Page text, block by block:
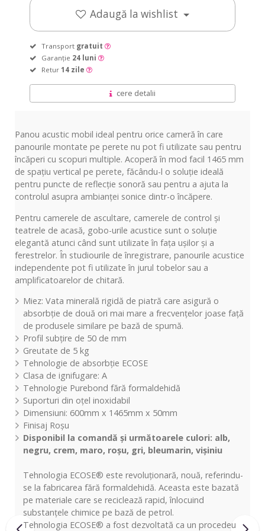
Adaugă la wishlist
Transport gratuit
Garanție 24 luni
Retur 14 zile
cere detalii
Panou acustic mobil ideal pentru orice cameră în care
panourile montate pe perete nu pot fi utilizate sau pentru
încăperi cu scopuri multiple. Acoperă în mod facil 1465 mm
de spațiu vertical pe perete, făcându-l o soluție ideală
pentru puncte de reflecție sonoră sau pentru a ajuta la
controlul asupra ambianței sonice dintr-o încăpere.
Pentru camerele de ascultare, camerele de control și
teatrele de acasă, gobo-urile acustice sunt o soluție
elegantă atunci când sunt utilizate în fața ușilor și a
ferestrelor. În studiourile de înregistrare, panourile acustice
independente pot fi utilizate în jurul tobelor sau a
amplificatoarelor de chitară.
Miez: Vata minerală rigidă de piatră care asigură o
absorbție de două ori mai mare a frecvențelor joase față
de produsele similare pe bază de spumă.
Profil subțire de 50 de mm
Greutate de 5 kg
Tehnologie de absorbție ECOSE
Clasa de ignifugare: A
Tehnologie Purebond fără formaldehidă
Suporturi din oțel inoxidabil
Dimensiuni: 600mm x 1465mm x 50mm
Finisaj Roșu
Disponibil la comandă și următoarele culori: alb,
negru, crem, maro, roșu, gri, bleumarin, vișiniu
Tehnologia ECOSE® este revoluționară, nouă, referindu-
se la fabricarea fără formaldehidă. Aceasta este bazată
pe materiale care se reciclează rapid, înlocuind
substanțele chimice pe bază de petrol.
Tehnologia ECOSE® a fost dezvoltată ca un procedeu